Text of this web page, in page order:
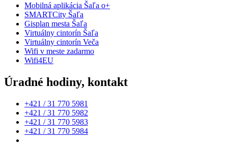
Mobilná aplikácia Šaľa o+
SMARTCity Šaľa
Gisplan mesta Šaľa
Virtuálny cintorín Šaľa
Virtuálny cintorín Veča
Wifi v meste zadarmo
Wifi4EU
Úradné hodiny, kontakt
+421 / 31 770 5981
+421 / 31 770 5982
+421 / 31 770 5983
+421 / 31 770 5984